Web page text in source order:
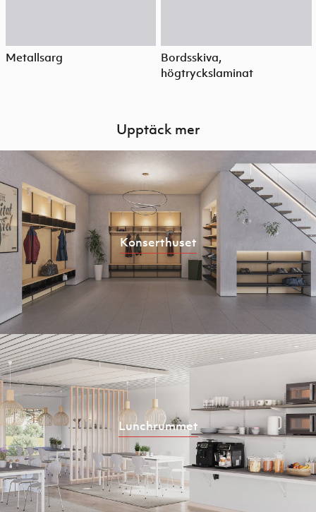
Metallsarg
Bordsskiva,
högtryckslaminat
Upptäck mer
Konserthuset
Lunchrummet